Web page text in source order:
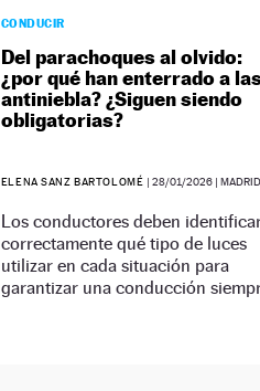
CONDUCIR
Del parachoques al olvido:
¿por qué han enterrado a
antiniebla? ¿Siguen siendo
obligatorias?
ELENA SANZ BARTOLOMÉ | 28/01/2026| MADRID
Los conductores deben
correctamente qué tipo de luces
utilizar en cada situación para
garantizar una conducción